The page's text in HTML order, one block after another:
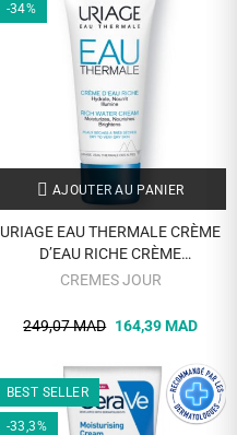
-34%
AJOUTER AU PANIER
URIAGE EAU THERMALE CRÈME
D’EAU RICHE CRÈME
HYDRATANTE 40 ML
CREMES JOUR
249,07 MAD 164,39 MAD
BEST SELLER
-33,3%